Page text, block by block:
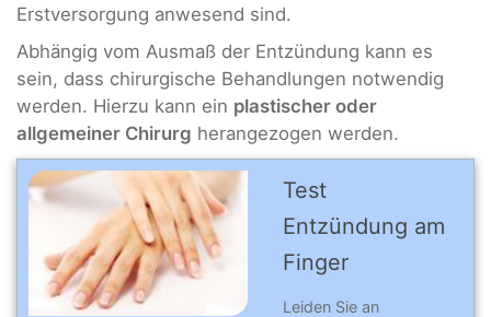
Erstversorgung anwesend sind.
Abhängig vom Ausmaß der Entzündung kann es
sein, dass chirurgische Behandlungen notwendig
werden. Hierzu kann ein plastischer oder
allgemeiner Chirurg herangezogen werden.
Test
Entzündung am
Finger
Leiden Sie an